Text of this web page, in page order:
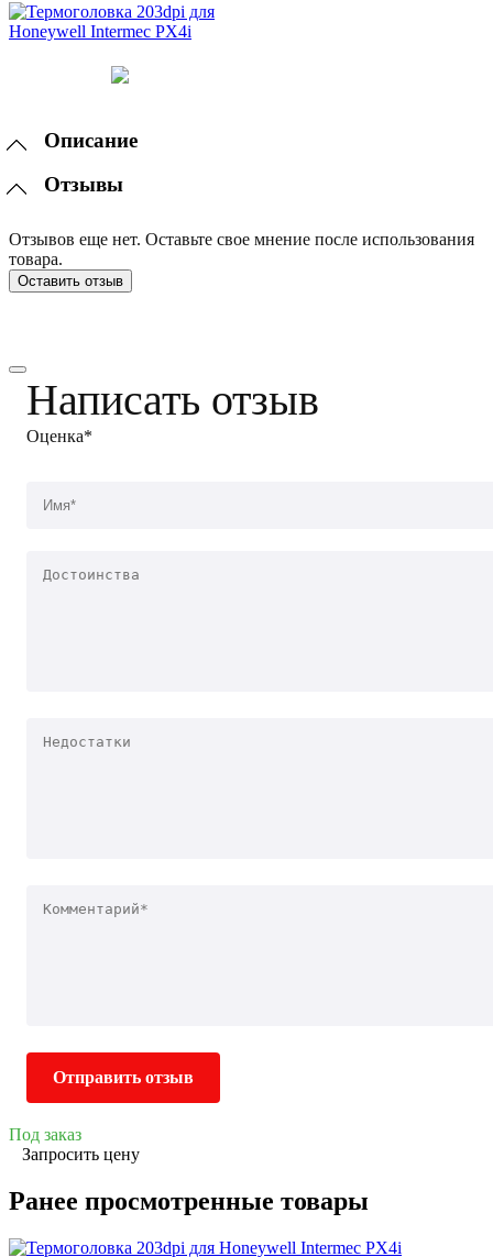
Описание
Отзывы
Отзывов еще нет. Оставьте свое мнение после использования
товара.
Оставить отзыв
Написать отзыв
Оценка*
Отправить отзыв
Под заказ
Запросить цену
Ранее просмотренные товары